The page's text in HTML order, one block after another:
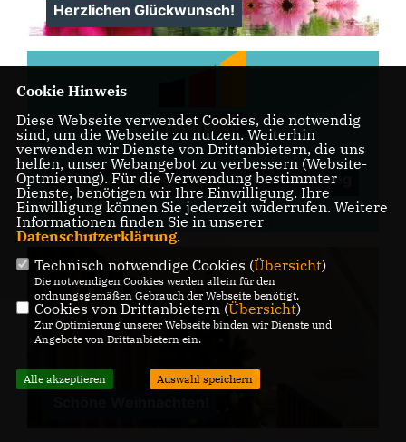
Herzlichen Glückwunsch!
Mahnwache gegen den Neujahrsempfang
der AfD
Cookie Hinweis
Diese Webseite verwendet Cookies, die notwendig
sind, um die Webseite zu nutzen. Weiterhin
verwenden wir Dienste von Drittanbietern, die uns
helfen, unser Webangebot zu verbessern (Website-
Optmierung). Für die Verwendung bestimmter
Dienste, benötigen wir Ihre Einwilligung. Ihre
Einwilligung können Sie jederzeit widerrufen. Weitere
Informationen finden Sie in unserer
Datenschutzerklärung.
Technisch notwendige Cookies (Übersicht)
Die notwendigen Cookies werden allein für den
ordnungsgemäßen Gebrauch der Webseite benötigt.
Cookies von Drittanbietern (Übersicht)
Zur Optimierung unserer Webseite binden wir Dienste und
Angebote von Drittanbietern ein.
Alle akzeptieren Auswahl speichern